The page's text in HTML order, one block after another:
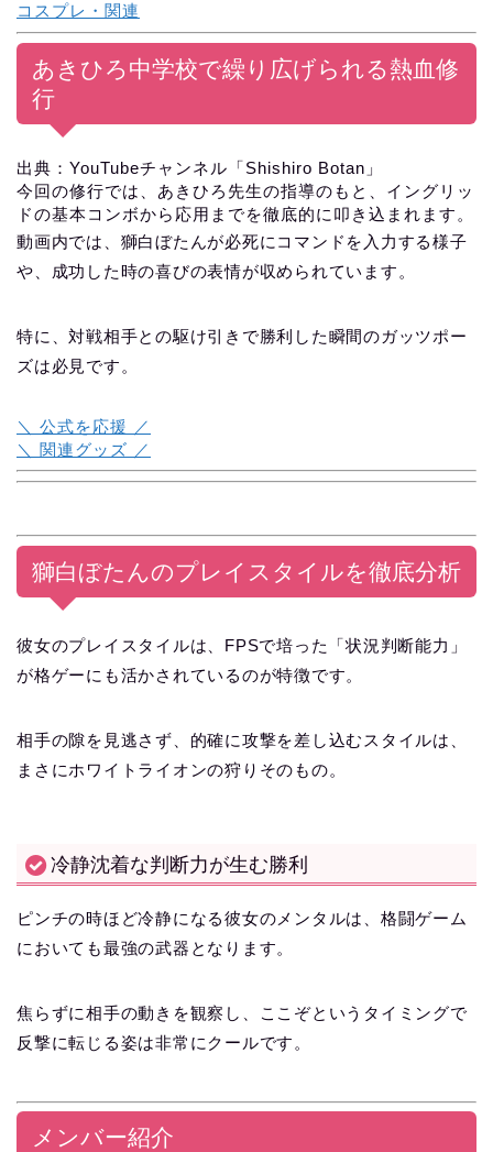
コスプレ・関連
あきひろ中学校で繰り広げられる熱血修
行
出典：YouTubeチャンネル「Shishiro Botan」
今回の修行では、あきひろ先生の指導のもと、イングリッ
ドの基本コンボから応用までを徹底的に叩き込まれます。
動画内では、獅白ぼたんが必死にコマンドを入力する様子
や、成功した時の喜びの表情が収められています。
特に、対戦相手との駆け引きで勝利した瞬間のガッツポー
ズは必見です。
＼ 公式を応援 ／
＼ 関連グッズ ／
獅白ぼたんのプレイスタイルを徹底分析
彼女のプレイスタイルは、FPSで培った「状況判断能力」
が格ゲーにも活かされているのが特徴です。
相手の隙を見逃さず、的確に攻撃を差し込むスタイルは、
まさにホワイトライオンの狩りそのもの。
冷静沈着な判断力が生む勝利
ピンチの時ほど冷静になる彼女のメンタルは、格闘ゲーム
においても最強の武器となります。
焦らずに相手の動きを観察し、ここぞというタイミングで
反撃に転じる姿は非常にクールです。
メンバー紹介